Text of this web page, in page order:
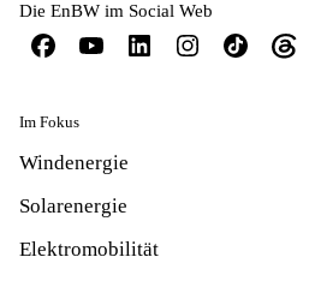
Die EnBW im Social Web
Im Fokus
Windenergie
Solarenergie
Elektromobilität